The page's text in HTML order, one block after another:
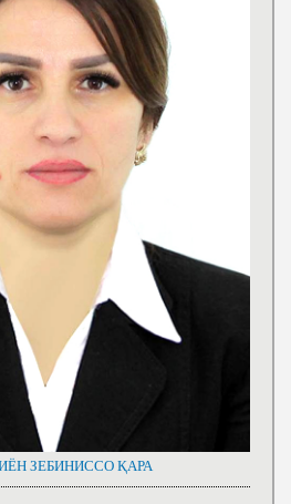
ЗЕБИНИССО ҚАРА